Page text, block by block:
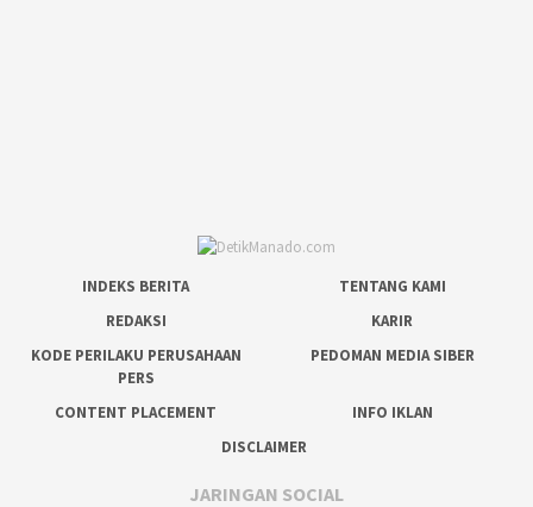
INDEKS BERITA
TENTANG KAMI
REDAKSI
KARIR
KODE PERILAKU PERUSAHAAN
PERS
PEDOMAN MEDIA SIBER
CONTENT PLACEMENT
INFO IKLAN
DISCLAIMER
JARINGAN SOCIAL